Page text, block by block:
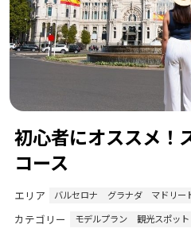
初心者にオススメ！
コース
エリア バルセロナ グラナダ マドリー
カテゴリー モデルプラン 観光スポット